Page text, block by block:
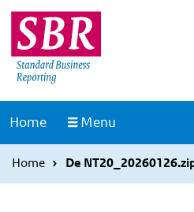
Overslaan
en
naar
Overslaan
en
naar
homepage
Home Menu
Home De